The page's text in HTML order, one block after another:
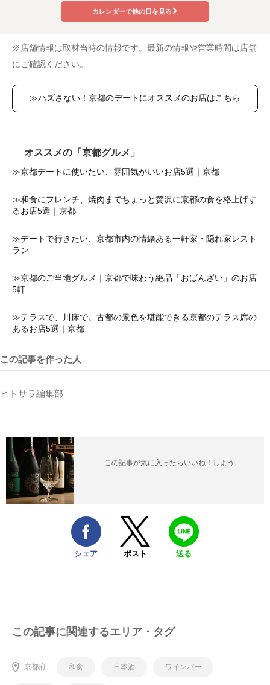
カレンダーで他の日を見る
※店舗情報は取材当時の情報です。最新の情報や営業時間は店舗
にご確認ください。
≫ハズさない！京都のデートにオススメのお店はこちら
オススメの「京都グルメ」
≫京都デートに使いたい、雰囲気がいいお店5選｜京都
≫和食にフレンチ、焼肉までちょっと贅沢に京都の食を格上げす
るお店5選｜京都
≫デートで行きたい、京都市内の情緒ある一軒家・隠れ家レスト
ラン
≫京都のご当地グルメ｜京都で味わう絶品「おばんざい」のお店
5軒
≫テラスで、川床で。古都の景色を堪能できる京都のテラス席の
あるお店5選｜京都
この記事を作った人
ヒトサラ編集部
この記事が気に入ったらいいね！しよう
シェア ポスト 送る
この記事に関連するエリア・タグ
京都府 和食 日本酒 ワインバー